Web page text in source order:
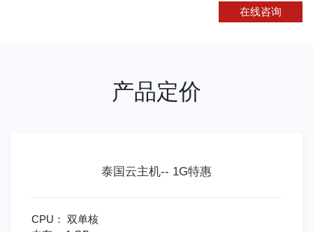
在线咨询
产品定价
泰国云主机-- 1G特惠
CPU： 双单核